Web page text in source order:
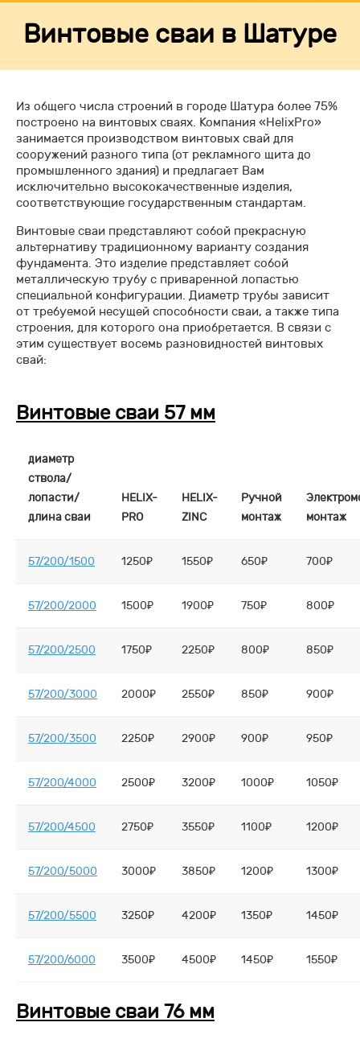
Винтовые сваи в Шатуре
Из общего числа строений в городе Шатура более 75%
построено на винтовых сваях. Компания «HelixPro»
занимается производством винтовых свай для
сооружений разного типа (от рекламного щита до
промышленного здания) и предлагает Вам
исключительно высококачественные изделия,
соответствующие государственным стандартам.
Винтовые сваи представляют собой прекрасную
альтернативу традиционному варианту создания
фундамента. Это изделие представляет собой
металлическую трубу с приваренной лопастью
специальной конфигурации. Диаметр трубы зависит
от требуемой несущей способности сваи, а также типа
строения, для которого она приобретается. В связи с
этим существует восемь разновидностей винтовых
свай:
Винтовые сваи 57 мм
диаметр
ствола/
лопасти/
длина сваи
HELIX-
PRO
HELIX-
ZINC
Ручной
монтаж
монтаж
57/200/1500 1250₽ 1550₽ 650₽ 700₽
57/200/2000 1500₽ 1900₽ 750₽ 800₽
57/200/2500 1750₽ 2250₽ 800₽ 850₽
57/200/3000 2000₽ 2550₽ 850₽ 900₽
57/200/3500 2250₽ 2900₽ 900₽ 950₽
57/200/4000 2500₽ 3200₽ 1000₽ 1050₽
57/200/4500 2750₽ 3550₽ 1100₽ 1200₽
57/200/5000 3000₽ 3850₽ 1200₽ 1300₽
57/200/5500 3250₽ 4200₽ 1350₽ 1450₽
57/200/6000 3500₽ 4500₽ 1450₽ 1550₽
Винтовые сваи 76 мм